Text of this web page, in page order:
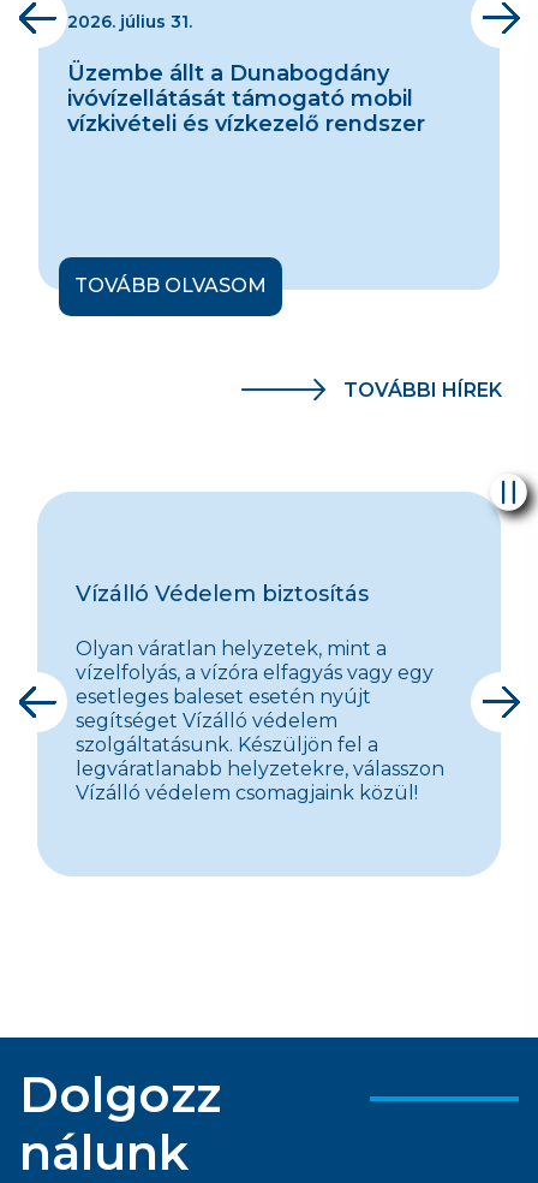
2026. július 31.
Üzembe állt a Dunabogdány
ivóvízellátását támogató mobil
vízkivételi és vízkezelő rendszer
TOVÁBB OLVASOM
TOVÁBBI HÍREK
Vízálló Védelem biztosítás
Olyan váratlan helyzetek, mint a
vízelfolyás, a vízóra elfagyás vagy egy
esetleges baleset esetén nyújt
segítséget Vízálló védelem
szolgáltatásunk. Készüljön fel a
legváratlanabb helyzetekre, válasszon
Vízálló védelem csomagjaink közül!
Dolgozz
nálunk